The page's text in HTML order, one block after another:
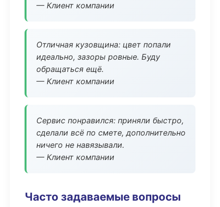
— Клиент компании
Отличная кузовщина: цвет попали
идеально, зазоры ровные. Буду
обращаться ещё.
— Клиент компании
Сервис понравился: приняли быстро,
сделали всё по смете, дополнительно
ничего не навязывали.
— Клиент компании
Часто задаваемые вопросы